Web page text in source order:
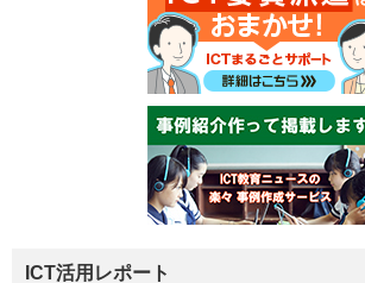
ICT活用レポート